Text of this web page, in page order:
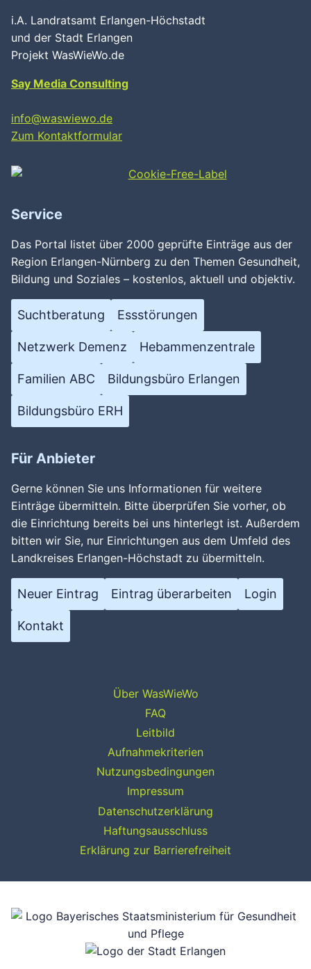
i.A. Landratsamt Erlangen-Höchstadt
und der Stadt Erlangen
Projekt WasWieWo.de
Say Media Consulting
info@waswiewo.de
Zum Kontaktformular
Service
Das Portal listet über 2000 geprüfte Einträge aus der
Region Erlangen-Nürnberg zu den Themen Gesundheit,
Bildung und Soziales – kostenlos, aktuell und objektiv.
Suchtberatung Essstörungen
Netzwerk Demenz Hebammenzentrale
Familien ABC Bildungsbüro Erlangen
Bildungsbüro ERH
Für Anbieter
Gerne können Sie uns Informationen für weitere
Einträge übermitteln. Bitte überprüfen Sie vorher, ob
die Einrichtung bereits bei uns hinterlegt ist. Außerdem
bitten wir Sie, nur Einrichtungen aus dem Umfeld des
Landkreises Erlangen-Höchstadt zu übermitteln.
Neuer Eintrag Eintrag überarbeiten Login
Kontakt
Über WasWieWo
FAQ
Leitbild
Aufnahmekriterien
Nutzungsbedingungen
Impressum
Datenschutzerklärung
Haftungsausschluss
Erklärung zur Barrierefreiheit